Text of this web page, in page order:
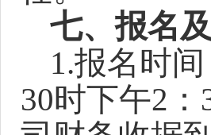
七、报名
1.报名时
30时下午2